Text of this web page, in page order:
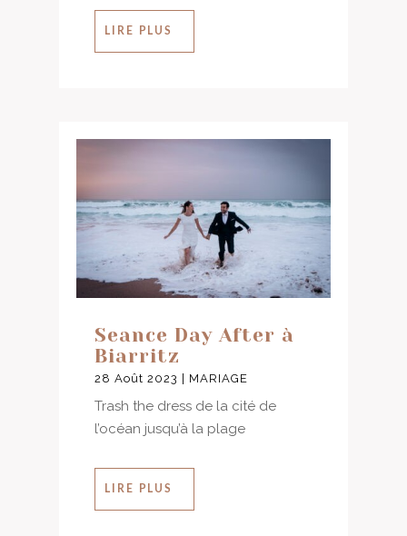
LIRE PLUS
Seance Day After à
Biarritz
28 Août 2023 MARIAGE
Trash the dress de la cité de
l’océan jusqu’à la plage
LIRE PLUS